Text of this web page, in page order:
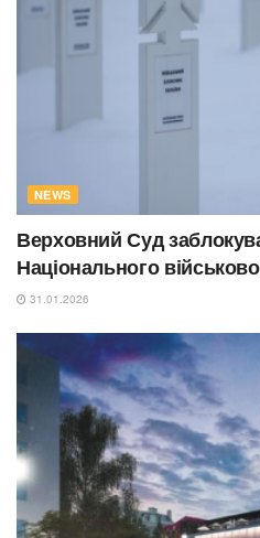
NEWS
Верховний Суд
Національного
31.01.2026